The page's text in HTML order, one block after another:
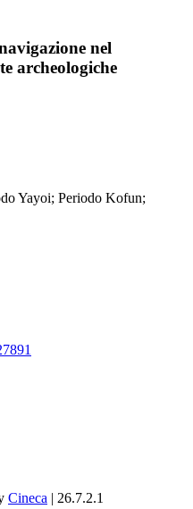
nel
archeologiche
Yayoi; Periodo Kofun;
Cineca | 26.7.2.1